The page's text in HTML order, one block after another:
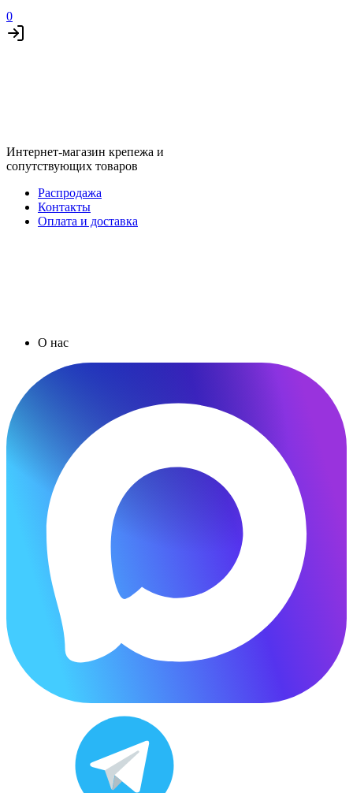
0
Интернет-магазин крепежа и
сопутствующих товаров
Распродажа
Контакты
Оплата и доставка
О нас